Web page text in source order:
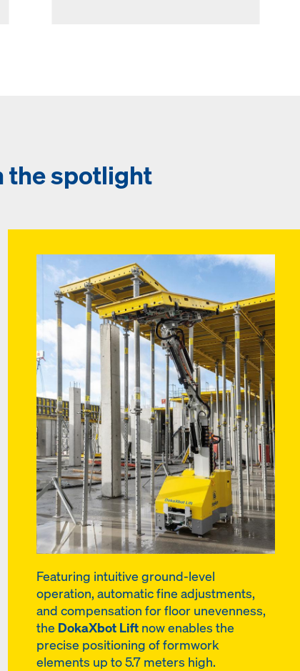
the spotlight
Featuring intuitive ground-level
operation, automatic fine adjustments,
and compensation for floor unevenness,
the DokaXbot Lift now enables the
precise positioning of formwork
elements up to 5.7 meters high.